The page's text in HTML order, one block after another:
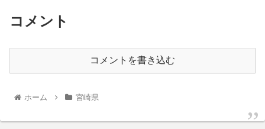
コメント
コメントを書き込む
ホーム 宮崎県